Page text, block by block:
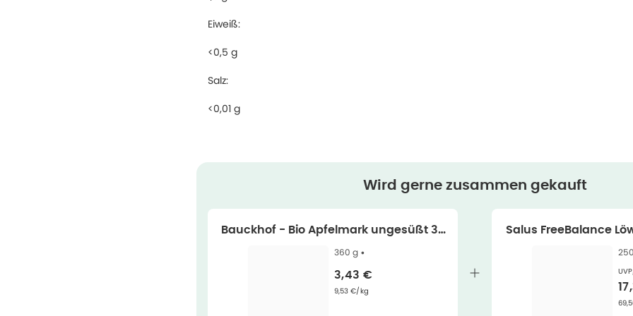
Eiweiß:
<0,5 g
Salz:
<0,01 g
Wird gerne zusammen gekauft
Bauckhof - Bio Apfelmark ungesüßt 36
0 g360 g •
Verkaufspreis
3,43 €
Grundpreis
9,53 €/kg
Salus FreeBalance
essel 12-Kräuter-